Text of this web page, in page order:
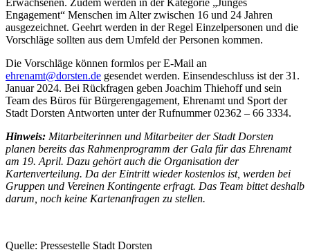
Engagement“ Menschen im Alter zwischen 16 und 24 Jahren
ausgezeichnet. Geehrt werden in der Regel Einzelpersonen und die
Vorschläge sollten aus dem Umfeld der Personen kommen.
Die Vorschläge können formlos per E-Mail an
ehrenamt@dorsten.de gesendet werden. Einsendeschluss ist der 31.
Januar 2024. Bei Rückfragen geben Joachim Thiehoff und sein
Team des Büros für Bürgerengagement, Ehrenamt und Sport der
Stadt Dorsten Antworten unter der Rufnummer 02362 – 66 3334.
Hinweis: Mitarbeiterinnen und Mitarbeiter der Stadt Dorsten
planen bereits das Rahmenprogramm der Gala für das Ehrenamt
am 19. April. Dazu gehört auch die Organisation der
Kartenverteilung. Da der Eintritt wieder kostenlos ist, werden bei
Gruppen und Vereinen Kontingente erfragt. Das Team bittet deshalb
darum, noch keine Kartenanfragen zu stellen.
Quelle: Pressestelle Stadt Dorsten